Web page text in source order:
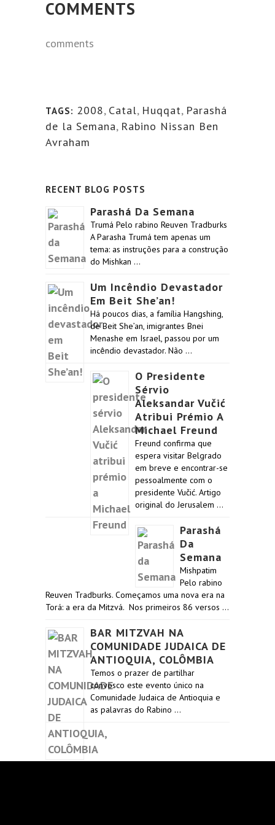
COMMENTS
comments
TAGS: 2008, Catal, Huqqat, Parashá
de la Semana, Rabino Nissan Ben
Avraham
RECENT BLOG POSTS
Parashá Da Semana
Trumá Pelo rabino Reuven Tradburks
A Parasha Trumá tem apenas um
tema: as instruções para a construção
do Mishkan …
Um Incêndio Devastador
Em Beit She’an!
Há poucos dias, a família Hangshing,
de Beit She’an, imigrantes Bnei
Menashe em Israel, passou por um
incêndio devastador. Não …
O Presidente
Sérvio
Aleksandar Vučić
Atribui Prémio A
Michael Freund
Freund confirma que
espera visitar Belgrado
em breve e encontrar-se
pessoalmente com o
presidente Vučić. Artigo
original do Jerusalem …
Parashá
Da
Semana
Mishpatim
Pelo rabino
Reuven Tradburks. Começamos uma nova era na
Torá: a era da Mitzvá. Nos primeiros 86 versos …
BAR MITZVAH NA
COMUNIDADE JUDAICA DE
ANTIOQUIA, COLÔMBIA
Temos o prazer de partilhar
convosco este evento único na
Comunidade Judaica de Antioquia e
as palavras do Rabino …